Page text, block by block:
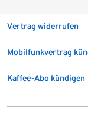
Vertrag widerrufen
Mobilfunkvertrag
Kaffee-Abo kündigen